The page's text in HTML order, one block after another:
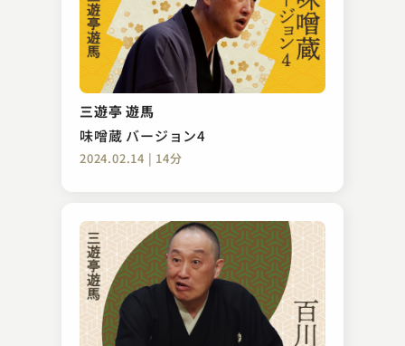
三遊亭 遊馬
味噌蔵 バージョン4
2024.02.14 | 14分
柳家 小満ん
紙屑屋
2023.04.29 | 14分